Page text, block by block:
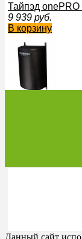
Тайпэд onePRO
9 939 руб.
В корзину
Подушка
60см/40см/
В корзину
Данный сайт